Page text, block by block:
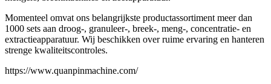
Momenteel omvat ons belangrijkste productassortiment meer dan
1000 sets aan droog-, granuleer-, breek-, meng-, concentratie- en
extractieapparatuur. Wij beschikken over ruime ervaring en hanteren
strenge kwaliteitscontroles.
https://www.quanpinmachine.com/